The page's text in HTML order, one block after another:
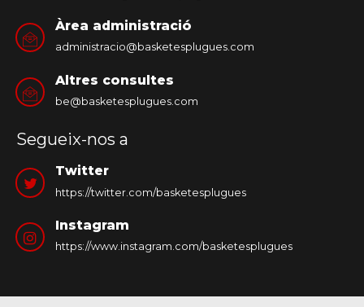
Àrea administració
administracio@basketesplugues.com
Altres consultes
be@basketesplugues.com
Segueix-nos a
Twitter
https://twitter.com/basketesplugues
Instagram
https://www.instagram.com/basketesplugues